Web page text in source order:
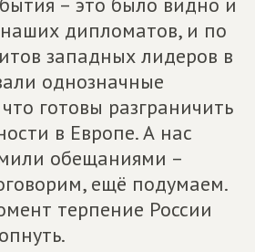
дипломатов, и по
западных лидеров в
однозначные
готовы разграничить
в Европе. А нас
обещаниями –
ещё подумаем.
терпение России